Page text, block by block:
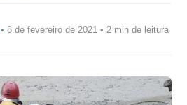
• 8 de fevereiro de 2021 • 2 min de leitura